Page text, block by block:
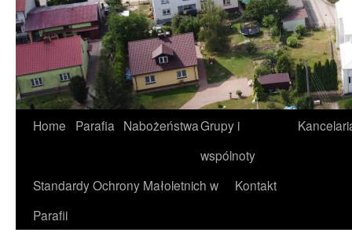
Home Parafia NabożeństwaGrupy i
wspólnoty
Standardy Ochrony Małoletnich w
Parafii
Kontakt